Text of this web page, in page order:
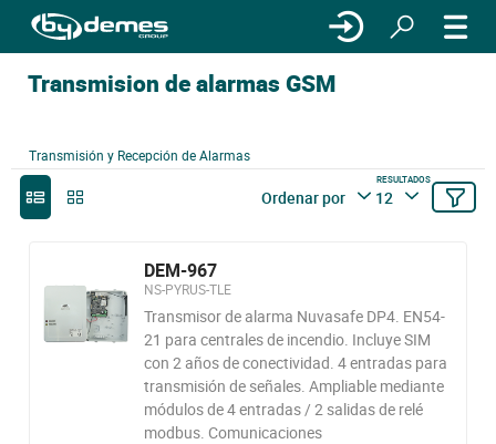
Transmision de alarmas GSM
Transmisión y Recepción de Alarmas
Ordenar por
RESULTADOS
12
DEM-967
NS-PYRUS-TLE
Transmisor de alarma Nuvasafe DP4. EN54-
21 para centrales de incendio. Incluye SIM
con 2 años de conectividad. 4 entradas para
transmisión de señales. Ampliable mediante
módulos de 4 entradas / 2 salidas de relé
modbus. Comunicaciones